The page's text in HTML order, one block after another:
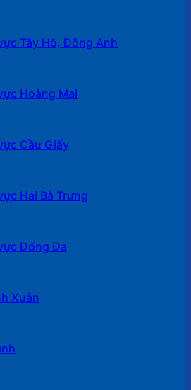
Tây Hồ, Đông Anh
Hoàng Mai
Cầu Giấy
Hai Bà Trưng
Đống Đa
Xuân